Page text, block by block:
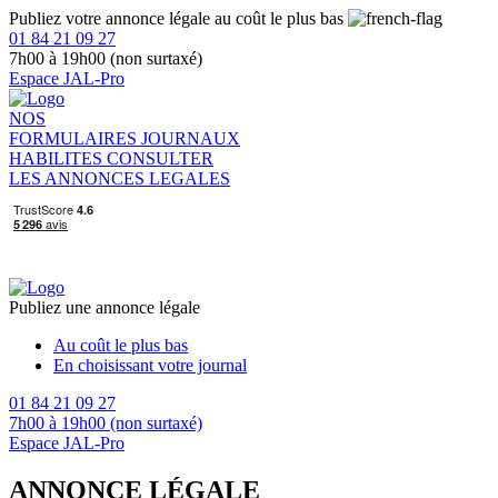
Publiez votre annonce légale au coût le plus bas
01 84 21 09 27
7h00 à 19h00 (non surtaxé)
Espace JAL-Pro
NOS
FORMULAIRES JOURNAUX
HABILITES CONSULTER
LES ANNONCES LEGALES
Publiez une annonce légale
Au coût le plus bas
En choisissant votre journal
01 84 21 09 27
7h00 à 19h00 (non surtaxé)
Espace JAL-Pro
ANNONCE LÉGALE